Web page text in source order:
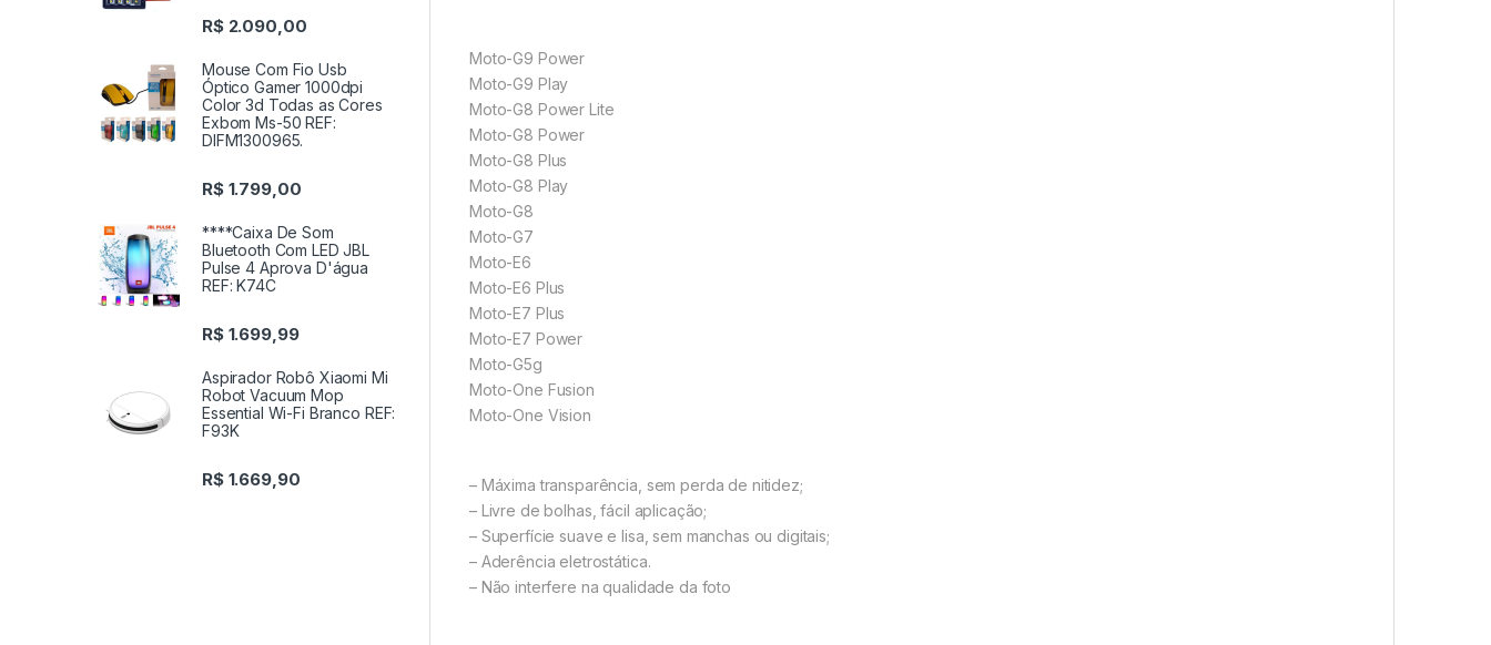
Moto-G9 Power
Moto-G9 Play
Moto-G8 Power Lite
Moto-G8 Power
Moto-G8 Plus
Moto-G8 Play
Moto-G8
Moto-G7
Moto-E6
Moto-E6 Plus
Moto-E7 Plus
Moto-E7 Power
Moto-G5g
Moto-One Fusion
Moto-One Vision
– Máxima transparência, sem perda de nitidez;
– Livre de bolhas, fácil aplicação;
– Superfície suave e lisa, sem manchas ou digitais;
– Aderência eletrostática.
– Não interfere na qualidade da foto
R$2.090,00
Mouse Com Fio Usb
Óptico Gamer 1000dpi
Color 3d Todas as Cores
Exbom Ms-50 REF:
DIFM1300965.
R$1.799,00
****Caixa De Som
Bluetooth Com LED JBL
Pulse 4 Aprova D'água
REF: K74C
R$1.699,99
Aspirador Robô Xiaomi Mi
Robot Vacuum Mop
Essential Wi-Fi Branco REF:
F93K
R$1.669,90